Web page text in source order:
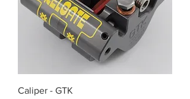
Caliper - GTK